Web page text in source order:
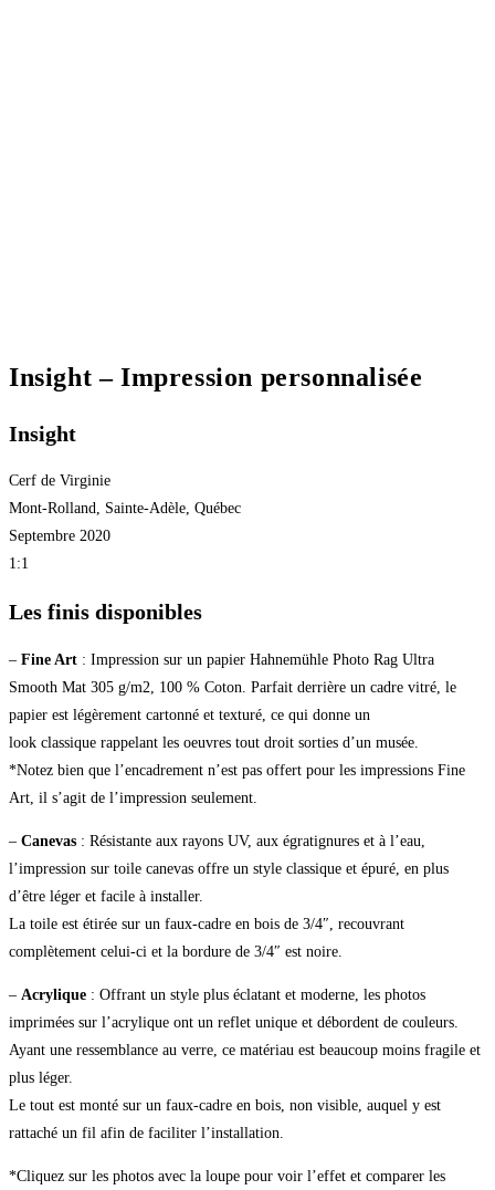
Insight – Impression personnalisée
Insight
Cerf de Virginie
Mont-Rolland, Sainte-Adèle, Québec
Septembre 2020
1:1
Les finis disponibles
– Fine Art : Impression sur un papier Hahnemühle Photo Rag Ultra
Smooth Mat 305 g/m2, 100 % Coton. Parfait derrière un cadre vitré, le
papier est légèrement cartonné et texturé, ce qui donne un
look classique rappelant les oeuvres tout droit sorties d’un musée.
*Notez bien que l’encadrement n’est pas offert pour les impressions Fine
Art, il s’agit de l’impression seulement.
– Canevas : Résistante aux rayons UV, aux égratignures et à l’eau,
l’impression sur toile canevas offre un style classique et épuré, en plus
d’être léger et facile à installer.
La toile est étirée sur un faux-cadre en bois de 3/4″, recouvrant
complètement celui-ci et la bordure de 3/4″ est noire.
– Acrylique : Offrant un style plus éclatant et moderne, les photos
imprimées sur l’acrylique ont un reflet unique et débordent de couleurs.
Ayant une ressemblance au verre, ce matériau est beaucoup moins fragile et
plus léger.
Le tout est monté sur un faux-cadre en bois, non visible, auquel y est
rattaché un fil afin de faciliter l’installation.
*Cliquez sur les photos avec la loupe pour voir l’effet et comparer les